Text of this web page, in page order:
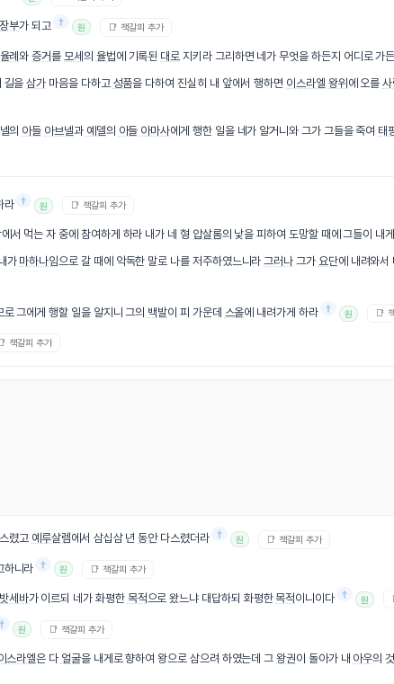
부가 되고 † 원 📑 책갈피 추가
율례와증거를 모세 의 율법에 기록된 대로 지키라 그리하면 네가 무엇을 하든지 어디로 가
길을삼가 마음을 다하고 성품을 다하여 진실히 내 앞에서 행하면 이스라엘 왕위 에 오를
의 아들 아브넬과 예델의 아들 아마사에게 행한 일을 네가 알거니와 그가 그들을 죽여 태
라 † 원 📑 책갈피 추가
서 먹는 자 중에 참여하게 하라 내가 네 형 압살롬의 낯을 피하여 도망할 때에 그들이 내
가 마하나임으로 갈 때에 악독한 말로 나를 저주하였느니라그러나 그가 요단에 내려와서
로 그에게 행할 일을 알지니 그의 백발이 피 가운데 스올에 내려가게 하라 † 원 📑
책갈피 추가
렸고 예루살렘에서 삼십삼 년동안다스렸더라 † 원 📑 책갈피 추가
하니라 † 원 📑 책갈피 추가
밧세바가 이르되 네가 화평한 목적으로 왔느냐 대답하되 화평한목적이니이다 † 원
† 원 📑 책갈피 추가
스라엘은 다 얼굴을 내게로 향하여 왕으로 삼으려 하였는데 그왕권이 돌아가 내 아우의